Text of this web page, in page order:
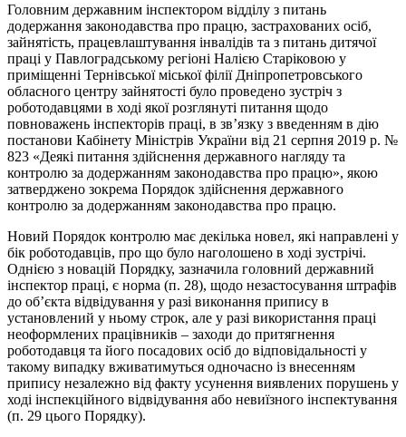
Головним державним інспектором відділу з питань
додержання законодавства про працю, застрахованих осіб,
зайнятість, працевлаштування інвалідів та з питань дитячої
праці у Павлоградському регіоні Налією Старіковою у
приміщенні Тернівської міської філії Дніпропетровського
обласного центру зайнятості було проведено зустріч з
роботодавцями в ході якої розглянуті питання щодо
повноважень інспекторів праці, в зв’язку з введенням в дію
постанови Кабінету Міністрів України від 21 серпня 2019 р. №
823 «Деякі питання здійснення державного нагляду та
контролю за додержанням законодавства про працю», якою
затверджено зокрема Порядок здійснення державного
контролю за додержанням законодавства про працю.
Новий Порядок контролю має декілька новел, які направлені у
бік роботодавців, про що було наголошено в ході зустрічі.
Однією з новацій Порядку, зазначила головний державний
інспектор праці, є норма (п. 28), щодо незастосування штрафів
до об’єкта відвідування у разі виконання припису в
установлений у ньому строк, але у разі використання праці
неоформлених працівників – заходи до притягнення
роботодавця та його посадових осіб до відповідальності у
такому випадку вживатимуться одночасно із внесенням
припису незалежно від факту усунення виявлених порушень у
ході інспекційного відвідування або невиїзного інспектування
(п. 29 цього Порядку).